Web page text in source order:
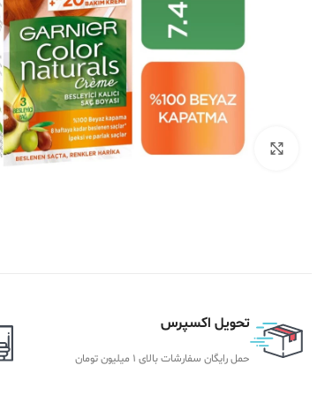
بزرگنمایی تصویر
تحویل اکسپرس
حمل رایگان سفارشات بالای 1 میلیون تومان